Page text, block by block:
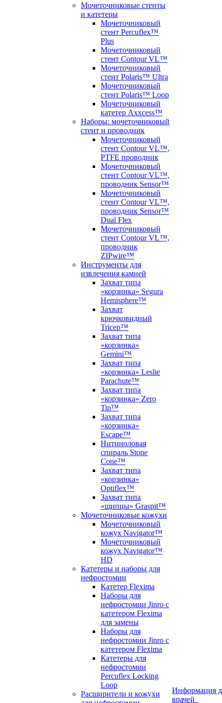
Мочеточниковые стенты
и катетеры
Мочеточниковый
стент Percuflex™
Plus
Мочеточниковый
стент Contour VL™
Мочеточниковый
стент Polaris™ Ultra
Мочеточниковый
стент Polaris™ Loop
Мочеточниковый
катетер Axxcess™
Наборы: мочеточниковый
стент и проводник
Мочеточниковый
стент Contour VL™,
PTFE проводник
Мочеточниковый
стент Contour VL™,
проводник Sensor™
Мочеточниковый
стент Contour VL™,
проводник Sensor™
Dual Flex
Мочеточниковый
стент Contour VL™,
проводник
ZIPwire™
Инструменты для
извлечения камней
Захват типа
«корзинка» Segura
Hemisphere™
Захват
крючковидный
Tricep™
Захват типа
«корзинка»
Gemini™
Захват типа
«корзинка» Leslie
Parachute™
Захват типа
«корзинка» Zero
Tip™
Захват типа
«корзинка»
Escape™
Нитиноловая
спираль Stone
Cone™
Захват типа
«корзинка»
Optiflex™
Захват типа
«щипцы» Graspit™
Мочеточниковые кожухи
Мочеточниковый
кожух Navigator™
Мочеточниковый
кожух Navigator™
HD
Катетеры и наборы для
нефростомии
Катетер Flexima
Наборы для
нефростомии Jinro с
катетером Flexima
для замены
Наборы для
нефростомии Jinro с
катетером Flexima
Катетеры для
нефростомии
Percuflex Locking
Loop
Расширители и кожухи
Информация
врачей